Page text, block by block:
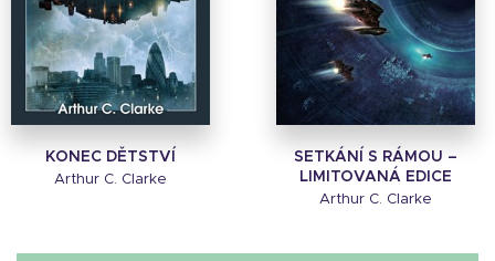
KONEC DĚTSTVÍ
Arthur C. Clarke
SETKÁNÍ S RÁMOU –
LIMITOVANÁ EDICE
Arthur C. Clarke